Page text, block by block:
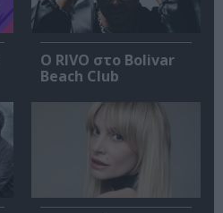
Ο RIVO στο Bolivar
Beach Club